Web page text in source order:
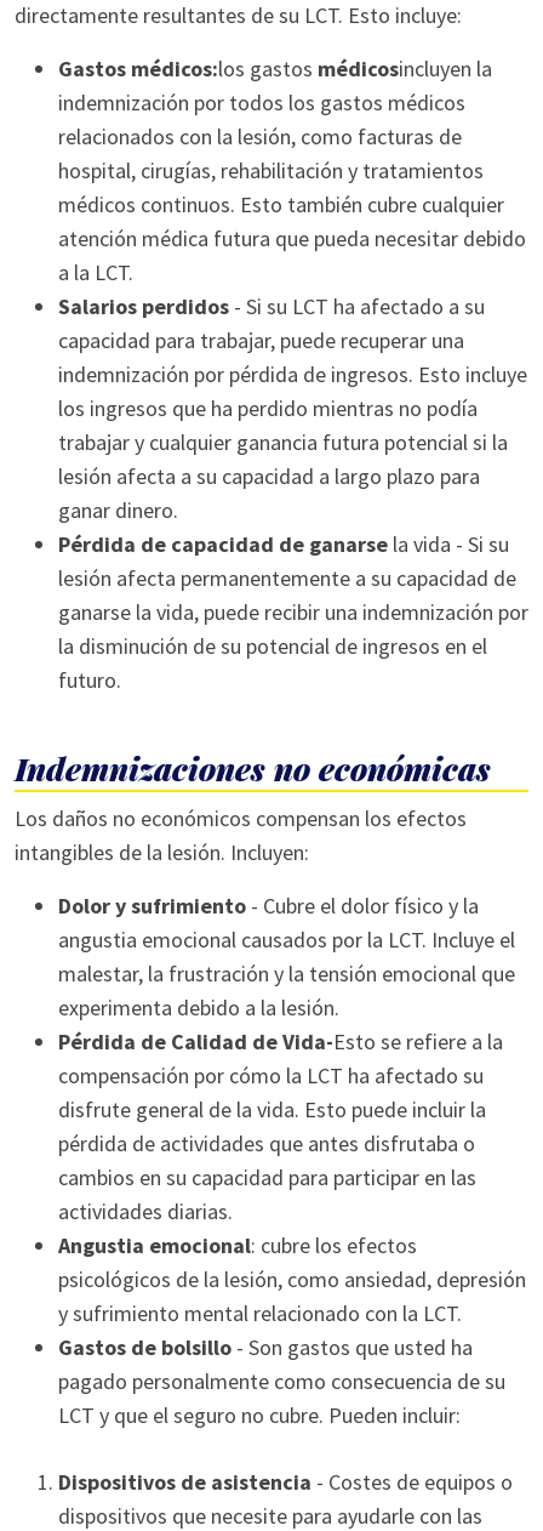
directamente resultantes de su LCT. Esto incluye:
Gastos médicos:los gastos médicosincluyen la
indemnización por todos los gastos médicos
relacionados con la lesión, como facturas de
hospital, cirugías, rehabilitación y tratamientos
médicos continuos. Esto también cubre cualquier
atención médica futura que pueda necesitar debido
a la LCT.
Salarios perdidos - Si su LCT ha afectado a su
capacidad para trabajar, puede recuperar una
indemnización por pérdida de ingresos. Esto incluye
los ingresos que ha perdido mientras no podía
trabajar y cualquier ganancia futura potencial si la
lesión afecta a su capacidad a largo plazo para
ganar dinero.
Pérdida de capacidad de ganarse la vida - Si su
lesión afecta permanentemente a su capacidad de
ganarse la vida, puede recibir una indemnización por
la disminución de su potencial de ingresos en el
futuro.
Indemnizaciones no económicas
Los daños no económicos compensan los efectos
intangibles de la lesión. Incluyen:
Dolor y sufrimiento - Cubre el dolor físico y la
angustia emocional causados por la LCT. Incluye el
malestar, la frustración y la tensión emocional que
experimenta debido a la lesión.
Pérdida de Calidad de Vida-Esto se refiere a la
compensación por cómo la LCT ha afectado su
disfrute general de la vida. Esto puede incluir la
pérdida de actividades que antes disfrutaba o
cambios en su capacidad para participar en las
actividades diarias.
Angustia emocional: cubre los efectos
psicológicos de la lesión, como ansiedad, depresión
y sufrimiento mental relacionado con la LCT.
Gastos de bolsillo - Son gastos que usted ha
pagado personalmente como consecuencia de su
LCT y que el seguro no cubre. Pueden incluir:
Dispositivos de asistencia - Costes de equipos o
dispositivos que necesite para ayudarle con las